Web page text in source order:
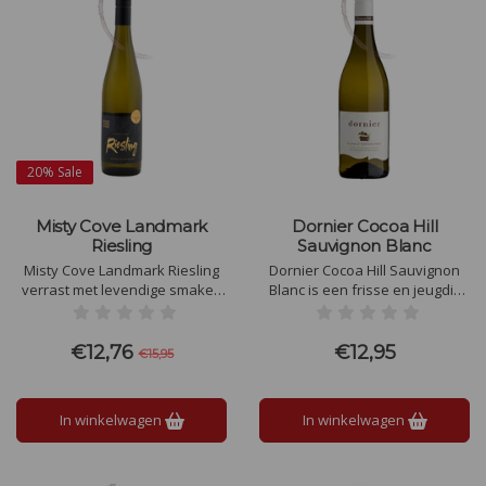
20% Sale
Misty Cove Landmark
Riesling
Misty Cove Landmark Riesling
verrast met levendige smaken
fris, zuiver en elegant, met een
verfrissende zuurgraad en een
€12,76 €15,95
In winkelwagen
Dornier Cocoa Hill
Sauvignon Blanc
Dornier Cocoa Hill Sauvignon
Blanc is een frisse en jeugdig
zachte zuurgraad. Aroma's van
ananas, limoen en groen
€12,95
In winkelwagen